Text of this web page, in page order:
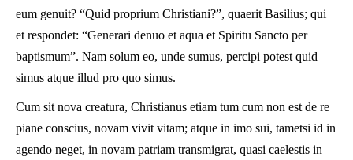
eum genuit? “Quid proprium Christiani?”, quaerit Basilius; qui
et respondet: “Generari denuo et aqua et Spiritu Sancto per
baptismum”. Nam solum eo, unde sumus, percipi potest quid
simus atque illud pro quo simus.
Cum sit nova creatura, Christianus etiam tum cum non est de re
piane conscius, novam vivit vitam; atque in imo sui, tametsi id in
agendo neget, in novam patriam transmigrat, quasi caelestis in